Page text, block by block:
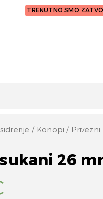
TRENUTNO SMO
/ Konopi / Privezni
26